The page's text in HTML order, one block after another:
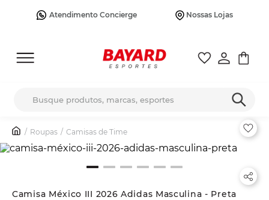
Atendimento Concierge Nossas Lojas
Roupas Camisas de Time
Camisa México III 2026 Adidas Masculina - Preta